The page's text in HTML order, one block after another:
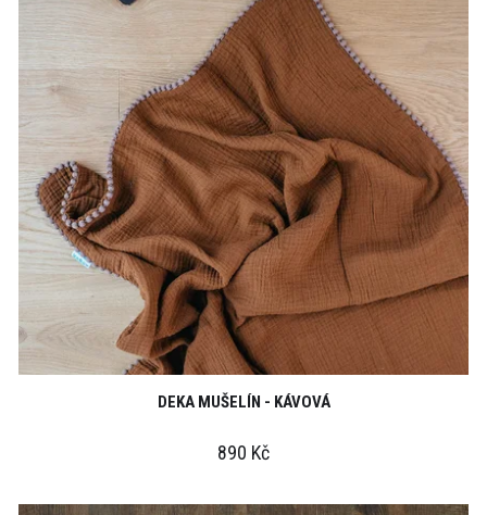
DEKA MUŠELÍN - KÁVOVÁ
890 Kč